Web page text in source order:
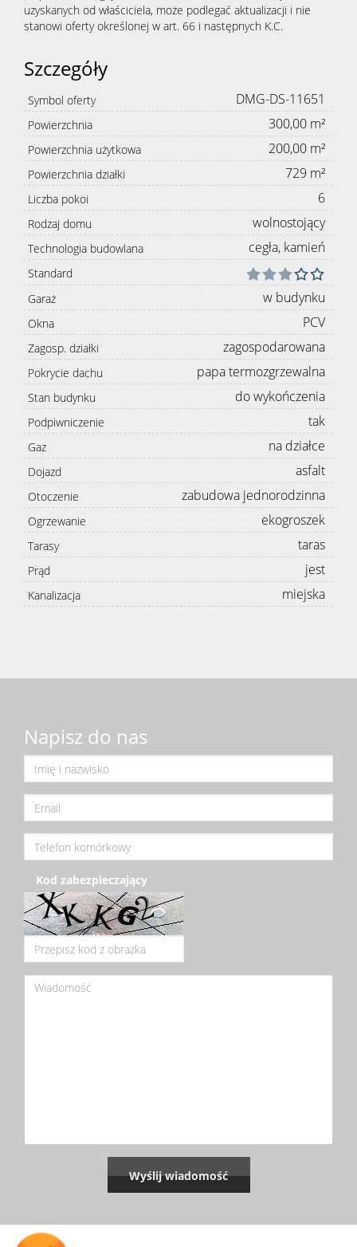
uzyskanych od właściciela, może podlegać aktualizacji i nie
stanowi oferty określonej w art. 66 i następnych K.C.
Szczegóły
Symbol oferty DMG-DS-11651
Powierzchnia 300,00 m²
Powierzchnia użytkowa 200,00 m²
Powierzchnia działki 729 m²
Liczba pokoi 6
Rodzaj domu wolnostojący
Technologia budowlana cegła, kamień
Standard
Garaż
w budynku
Okna PCV
Zagosp. działki zagospodarowana
Pokrycie dachu papa termozgrzewalna
Stan budynku do wykończenia
Podpiwniczenie tak
Gaz na działce
Dojazd asfalt
Otoczenie zabudowa jednorodzinna
Ogrzewanie ekogroszek
Tarasy taras
Prąd jest
Kanalizacja miejska
Napisz do nas
Kod zabezpieczający